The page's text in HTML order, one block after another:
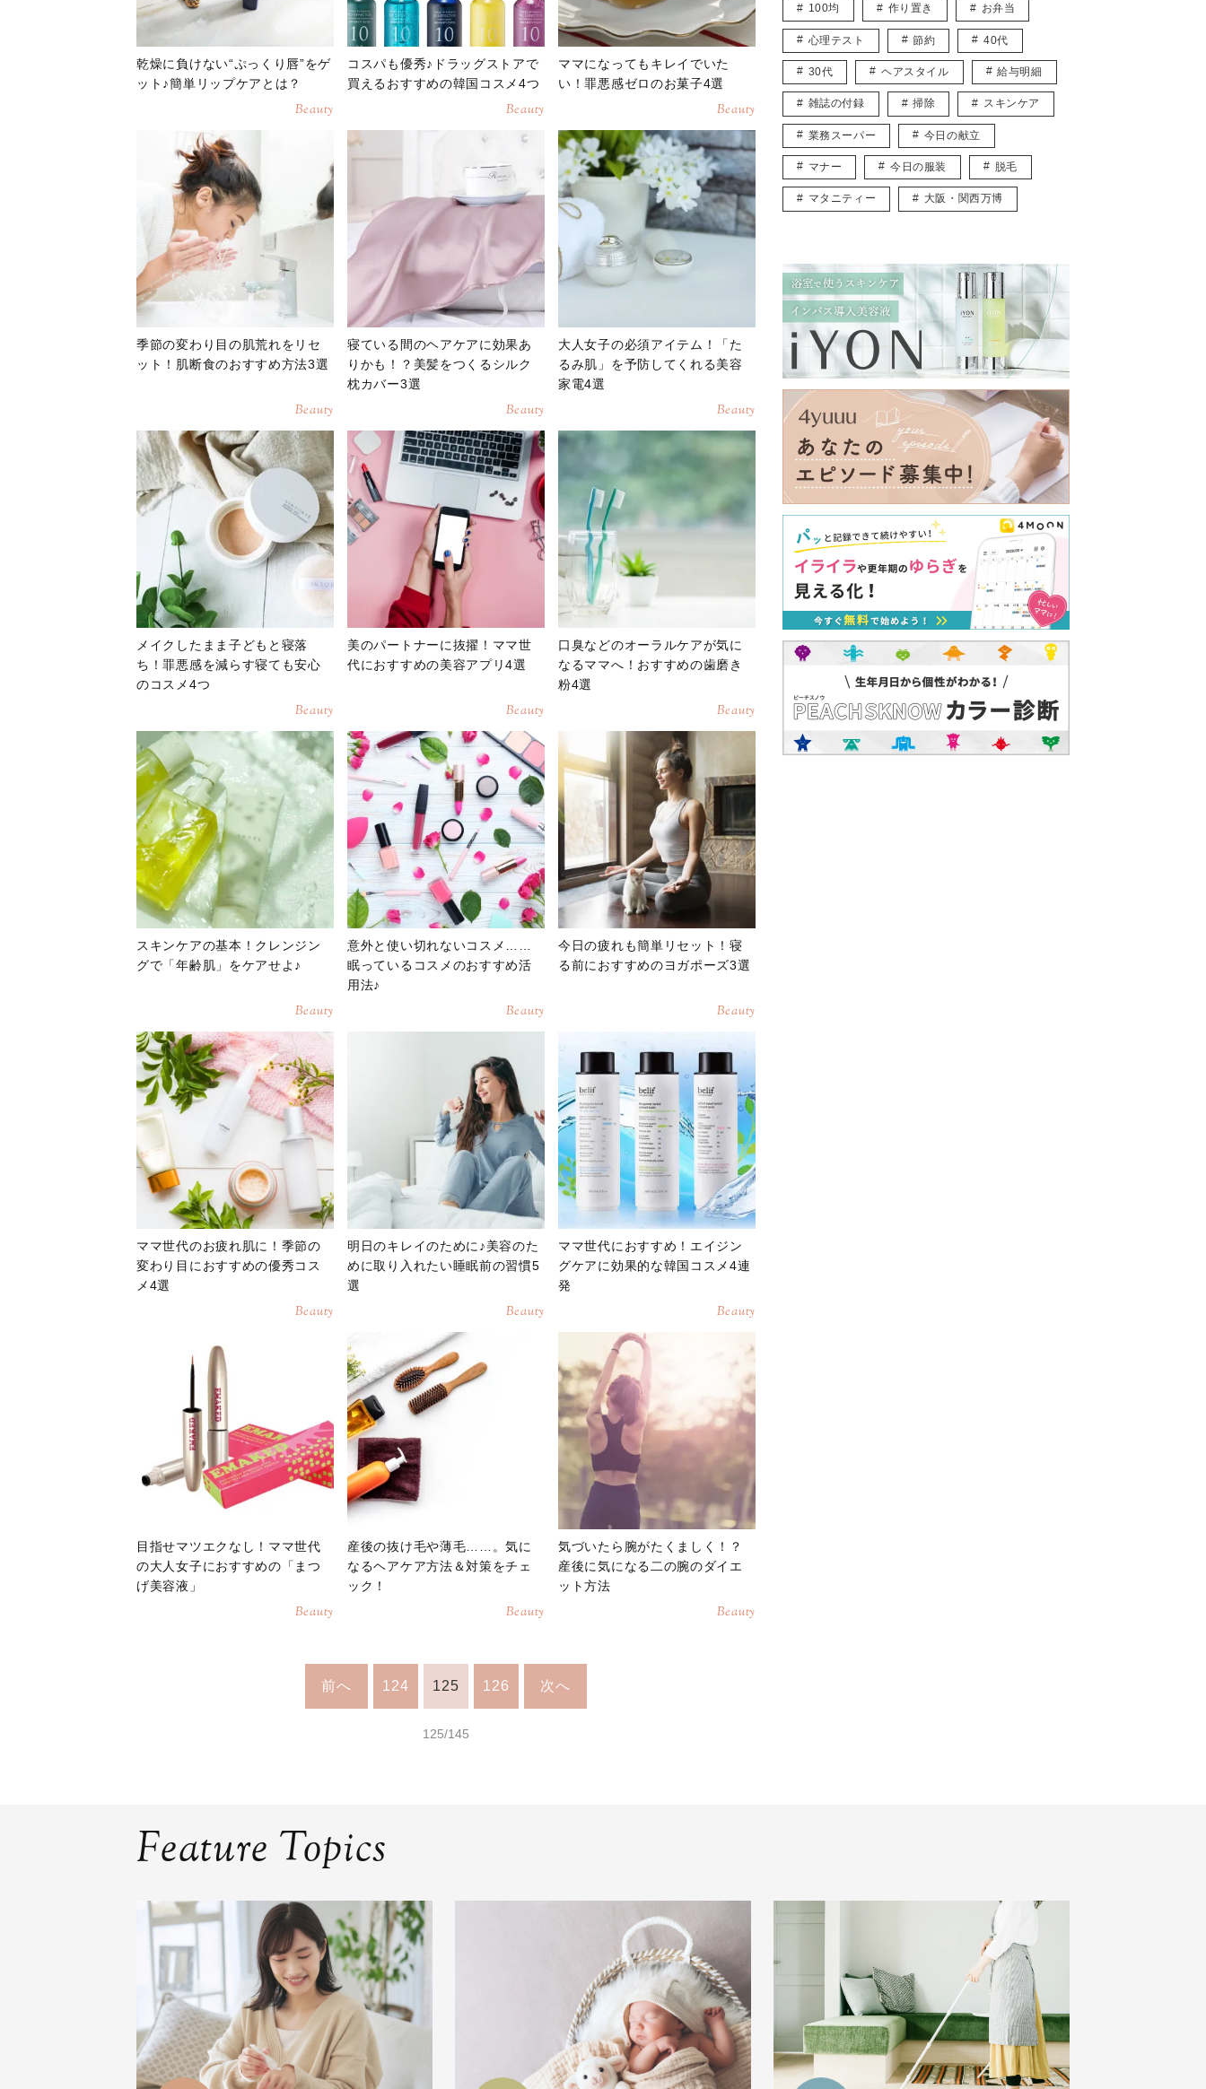
乾燥に負けない“ぷっくり唇”をゲ
ット♪簡単リップケアとは？
Beauty
コスパも優秀♪ドラッグストアで
買えるおすすめの韓国コスメ4つ
Beauty
ママになってもキレイでいた
い！罪悪感ゼロのお菓子4選
Beauty
季節の変わり目の肌荒れをリセ
ット！肌断食のおすすめ方法3選
Beauty
寝ている間のヘアケアに効果あ
りかも！？美髪をつくるシルク
枕カバー3選
Beauty
大人女子の必須アイテム！「た
るみ肌」を予防してくれる美容
家電4選
Beauty
メイクしたまま子どもと寝落
ち！罪悪感を減らす寝ても安心
のコスメ4つ
Beauty
美のパートナーに抜擢！ママ世
代におすすめの美容アプリ4選
Beauty
口臭などのオーラルケアが気に
なるママへ！おすすめの歯磨き
粉4選
Beauty
スキンケアの基本！クレンジン
グで「年齢肌」をケアせよ♪
Beauty
意外と使い切れないコスメ……
眠っているコスメのおすすめ活
用法♪
Beauty
今日の疲れも簡単リセット！寝
る前におすすめのヨガポーズ3選
Beauty
ママ世代のお疲れ肌に！季節の
変わり目におすすめの優秀コス
メ4選
Beauty
明日のキレイのために♪美容のた
めに取り入れたい睡眠前の習慣5
選
Beauty
ママ世代におすすめ！エイジン
グケアに効果的な韓国コスメ4連
発
Beauty
目指せマツエクなし！ママ世代
の大人女子におすすめの「まつ
げ美容液」
Beauty
産後の抜け毛や薄毛……。気に
なるヘアケア方法＆対策をチェ
ック！
Beauty
気づいたら腕がたくましく！？
産後に気になる二の腕のダイエ
ット方法
Beauty
前へ 124 125 126 次へ
125/145
100均 作り置き お弁当
心理テスト 節約 40代
30代 ヘアスタイル 給与明細
雑誌の付録 掃除 スキンケア
業務スーパー 今日の献立
マナー 今日の服装 脱毛
マタニティー 大阪・関西万博
Feature Topics